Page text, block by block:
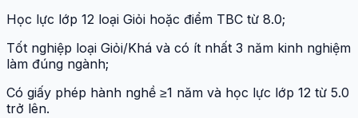
Học lực lớp 12 loại Giỏi hoặc điểm TBC từ 8.0;
Tốt nghiệp loại Giỏi/Khá và có ít nhất 3 năm kinh nghiệm
làm đúng ngành;
Có giấy phép hành nghề ≥1 năm và học lực lớp 12 từ 5.0
trở lên.